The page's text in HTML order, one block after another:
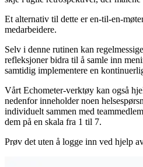
Et alternativ til dette er en-til-en-
medarbeidere.
Selv i denne rutinen kan
refleksjoner bidra til å samle inn
samtidig implementere en
Vårt Echometer-verktøy kan også
nedenfor inneholder noen
individuelt sammen med
dem på en skala fra 1 til 7.
Prøv det uten å logge inn ved hjelp